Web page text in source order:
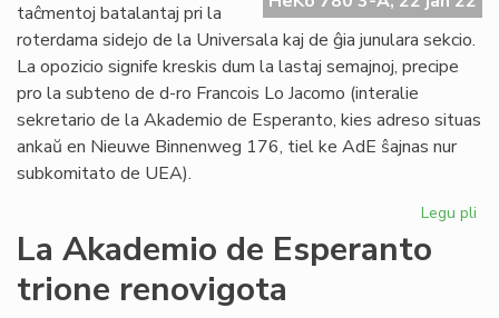
taĉmentoj batalantaj pri la
roterdama sidejo de la Universala kaj de ĝia junulara sekcio.
La opozicio signife kreskis dum la lastaj semajnoj, precipe
pro la subteno de d-ro Francois Lo Jacomo (interalie
sekretario de la Akademio de Esperanto, kies adreso situas
ankaŭ en Nieuwe Binnenweg 176, tiel ke AdE ŝajnas nur
subkomitato de UEA).
Legu pli
La Akademio de Esperanto
trione renovigota